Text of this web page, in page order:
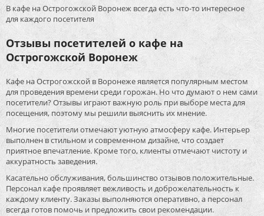
В кафе на Острогожской Воронеж всегда есть что-то интересное
для каждого посетителя
Отзывы посетителей о кафе на
Острогожской Воронеж
Кафе на Острогожской в Воронеже является популярным местом
для проведения времени среди горожан. Но что думают о нем сами
посетители? Отзывы играют важную роль при выборе места для
посещения, поэтому мы решили выяснить их мнение.
Многие посетители отмечают уютную атмосферу кафе. Интерьер
выполнен в стильном и современном дизайне, что создает
приятное впечатление. Кроме того, клиенты отмечают чистоту и
аккуратность заведения.
Касательно обслуживания, большинство отзывов положительные.
Персонал кафе проявляет вежливость и доброжелательность к
каждому клиенту. Заказы выполняются оперативно, а персонал
всегда готов помочь и предложить свои рекомендации.